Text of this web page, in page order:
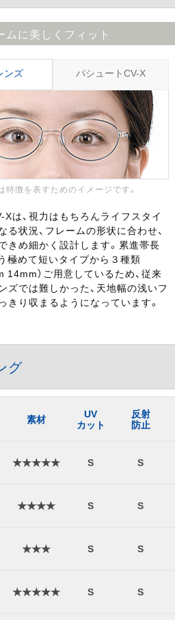
ムに美しくフィット
ンズ パシュートCV-X
特徴を表すためのイメージです。
は、視力はもちろんライフスタイ
る状況、フレームの形状に合わせ、
きめ細かく設計します。累進帯長
極めて短いタイプから３種類
14mm）ご用意しているため、従来
ズでは難しかった、天地幅の浅いフ
きり収まるようになっています。
グ
素材
UV
カット
反射
防止
★★★★★ S S
★★★★ S S
★★★ S S
★★★★★ S S